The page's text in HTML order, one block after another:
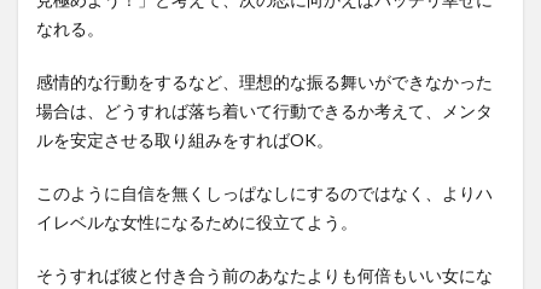
なれる。
感情的な行動をするなど、理想的な振る舞いができなかった
場合は、どうすれば落ち着いて行動できるか考えて、メンタ
ルを安定させる取り組みをすればOK。
このように自信を無くしっぱなしにするのではなく、よりハ
イレベルな女性になるために役立てよう。
そうすれば彼と付き合う前のあなたよりも何倍もいい女にな